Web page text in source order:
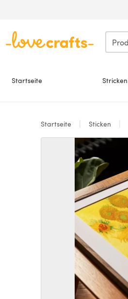
Startseite Stricken
Startseite Sticken